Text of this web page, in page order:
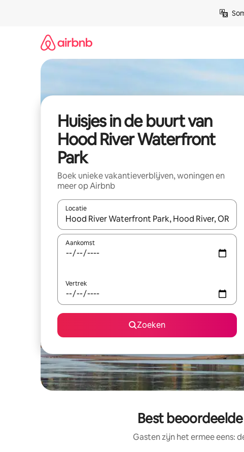
Huisjes in de buurt van
Hood River Waterfront
Park
Boek unieke vakantieverblijven, woningen en
meer op Airbnb
Locatie
Wanneer er suggesties beschikbaar zijn, maak je
Aankomst
Vertrek
Zoeken
Best
Gasten zijn het ermee eens: